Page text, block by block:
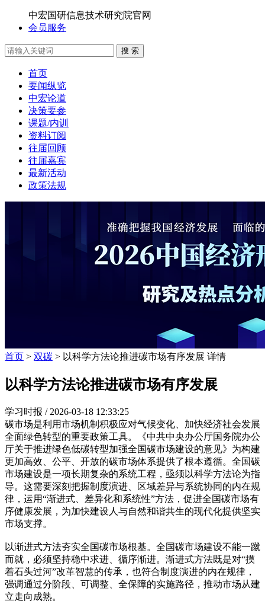
中宏国研信息技术研究院官网
会员服务
搜 索
首页
要闻纵览
中宏论道
决策要参
课题/内训
资料订阅
往届回顾
往届嘉宾
最新活动
政策法规
首页 > 双碳 > 以科学方法论推进碳市场有序发展 详情
以科学方法论推进碳市场有序发展
学习时报 / 2026-03-18 12:33:25
碳市场是利用市场机制积极应对气候变化、加快经济社会发展
全面绿色转型的重要政策工具。《中共中央办公厅国务院办公
厅关于推进绿色低碳转型加强全国碳市场建设的意见》为构建
更加高效、公平、开放的碳市场体系提供了根本遵循。全国碳
市场建设是一项长期复杂的系统工程，亟须以科学方法论为指
导。这需要深刻把握制度演进、区域差异与系统协同的内在规
律，运用“渐进式、差异化和系统性”方法，促进全国碳市场有
序健康发展，为加快建设人与自然和谐共生的现代化提供坚实
市场支撑。
以渐进式方法夯实全国碳市场根基。全国碳市场建设不能一蹴
而就，必须坚持稳中求进、循序渐进。渐进式方法既是对“摸
着石头过河”改革智慧的传承，也符合制度演进的内在规律，
强调通过分阶段、可调整、全保障的实施路径，推动市场从建
立走向成熟。